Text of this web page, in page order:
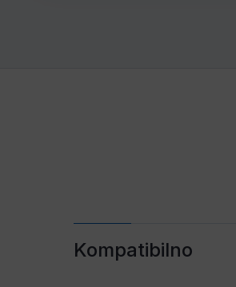
Kompatibilno